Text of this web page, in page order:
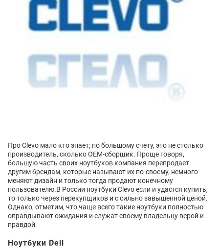
Про Clevo мало кто знает; по большому счету, это не столько
производитель, сколько OEM-сборщик. Проще говоря,
большую часть своих ноутбуков компания перепродает
другим брендам, которые называют их по-своему, немного
меняют дизайн и только тогда продают конечному
пользователю.В России ноутбуки Clevo если и удастся купить,
то только через перекупщиков и с сильно завышенной ценой.
Однако, отметим, что чаще всего такие ноутбуки полностью
оправдывают ожидания и служат своему владельцу верой и
правдой.
Ноутбуки Dell